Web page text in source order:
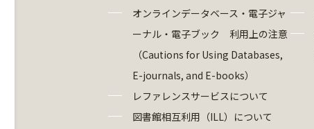
オンラインデータベース・電子ジャ
ーナル・電子ブック 利用上の注意
（Cautions for Using Databases,
E-journals, and E-books）
レファレンスサービスについて
図書館相互利用（ILL）について